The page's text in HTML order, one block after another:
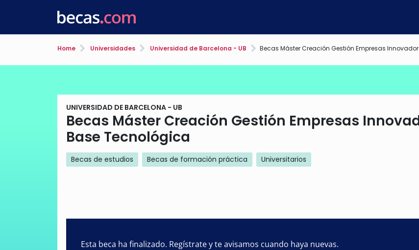
Home Universidades Universidad de Barcelona - UB Becas Máster Creación Gestión Empresas Innovadoras Base
UNIVERSIDAD DE BARCELONA - UB
Becas Máster Creación Gestión Empresas
Base Tecnológica
Becas de estudios Becas de formación práctica Universitarios
Esta beca ha finalizado. Regístrate y te avisamos cuando haya nuevas.